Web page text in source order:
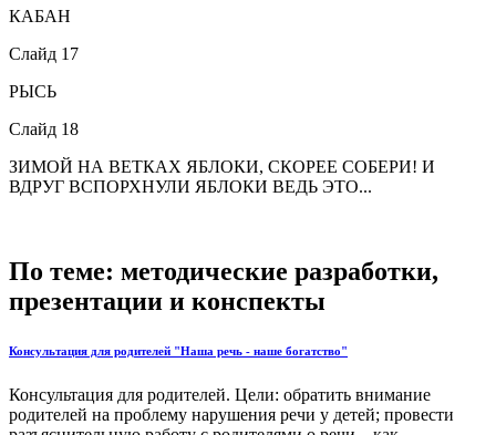
КАБАН
Слайд 17
РЫСЬ
Слайд 18
ЗИМОЙ НА ВЕТКАХ ЯБЛОКИ, СКОРЕЕ СОБЕРИ! И
ВДРУГ ВСПОРХНУЛИ ЯБЛОКИ ВЕДЬ ЭТО...
По теме: методические разработки,
презентации и конспекты
Консультация для родителей "Наша речь - наше богатство"
Консультация для родителей. Цели: обратить внимание
родителей на проблему нарушения речи у детей; провести